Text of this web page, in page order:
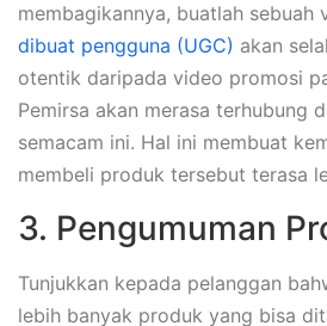
membagikannya, buatlah sebuah
dibuat pengguna (UGC) akan
otentik daripada video promosi
Pemirsa akan merasa terhubung
semacam ini. Hal ini membuat
membeli produk tersebut terasa
3. Pengumuman
Tunjukkan kepada pelanggan
lebih banyak produk yang bisa